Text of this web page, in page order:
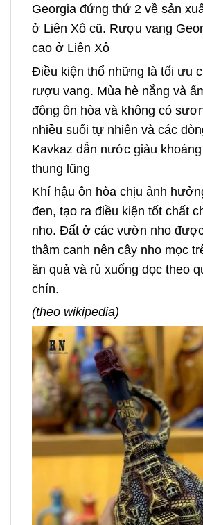
Georgia đứng thứ 2 về sản
ở Liên Xô cũ. Rượu vang
cao ở Liên Xô
Điều kiện thổ những là tối ưu
rượu vang. Mùa hè nắng và
đông ôn hòa và không có
nhiều suối tự nhiên và các
Kavkaz dẫn nước giàu
thung lũng
Khí hậu ôn hòa chịu ảnh
đen, tạo ra điều kiện tốt chất
nho. Đất ở các vườn nho
thâm canh nên cây nho mọc
ăn quả và rủ xuống dọc theo
chín.
(theo wikipedia)